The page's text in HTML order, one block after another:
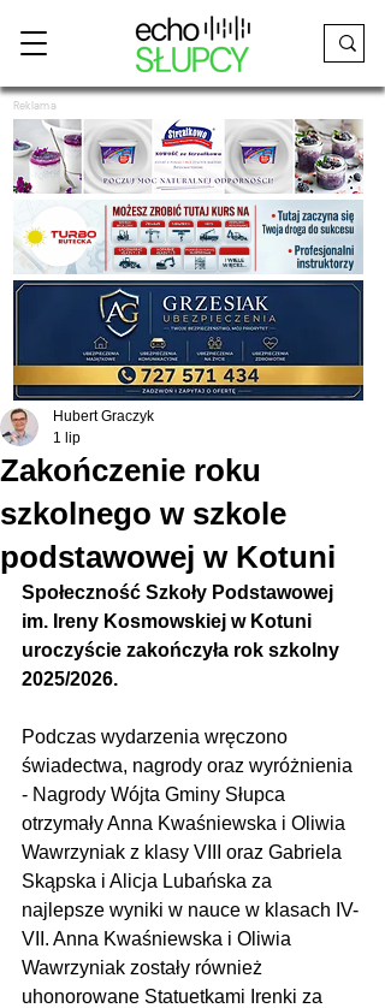
Reklama
Zakończenie roku
szkolnego w szkole
podstawowej w Kotuni
Hubert Graczyk
1 lip
Społeczność Szkoły Podstawowej
im. Ireny Kosmowskiej w Kotuni
uroczyście zakończyła rok szkolny
2025/2026.
Podczas wydarzenia wręczono
świadectwa, nagrody oraz wyróżnienia
- Nagrody Wójta Gminy Słupca
otrzymały Anna Kwaśniewska i Oliwia
Wawrzyniak z klasy VIII oraz Gabriela
Skąpska i Alicja Lubańska za
najlepsze wyniki w nauce w klasach IV-
VII. Anna Kwaśniewska i Oliwia
Wawrzyniak zostały również
uhonorowane Statuetkami Irenki za